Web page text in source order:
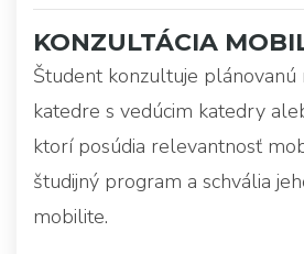
KONZULTÁCIA
Študent konzultuje plánovanú
katedre s vedúcim katedry
ktorí posúdia relevantnosť
študijný program a schvália
mobilite.